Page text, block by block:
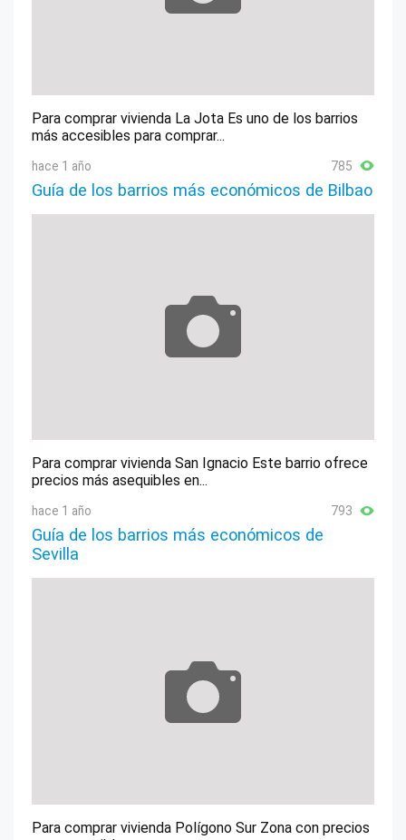
Para comprar vivienda La Jota Es uno de los barrios
más accesibles para comprar...
hace 1 año 785
Guía de los barrios más económicos de Bilbao
Para comprar vivienda San Ignacio Este barrio ofrece
precios más asequibles en...
hace 1 año 793
Guía de los barrios más económicos de
Sevilla
Para comprar vivienda Polígono Sur Zona con precios